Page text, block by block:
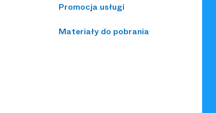
Promocja usługi
Materiały do pobrania